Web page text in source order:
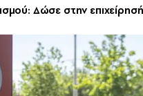
Δώσε στην